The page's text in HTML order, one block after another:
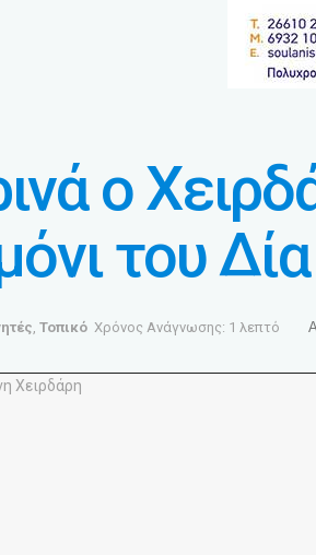
ο
του Δία
, Τοπικό Χρόνος Ανάγνωσης: 1 λεπτό